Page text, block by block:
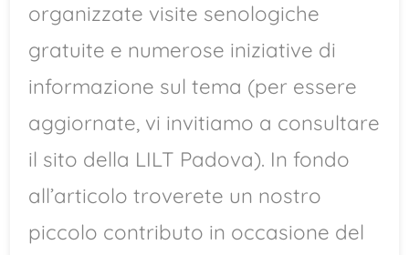
organizzate visite senologiche
gratuite e numerose iniziative di
informazione sul tema (per essere
aggiornate, vi invitiamo a consultare
il sito della LILT Padova). In fondo
all’articolo troverete un nostro
piccolo contributo in occasione del